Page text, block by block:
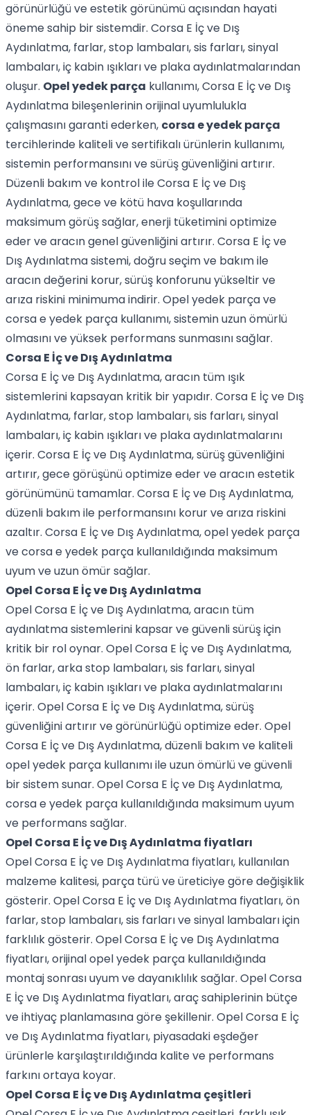
görünürlüğü ve estetik görünümü açısından hayati
öneme sahip bir sistemdir. Corsa E İç ve Dış
Aydınlatma, farlar, stop lambaları, sis farları, sinyal
lambaları, iç kabin ışıkları ve plaka aydınlatmalarından
oluşur. Opel yedek parça kullanımı, Corsa E İç ve Dış
Aydınlatma bileşenlerinin orijinal uyumlulukla
çalışmasını garanti ederken, corsa e yedek parça
tercihlerinde kaliteli ve sertifikalı ürünlerin kullanımı,
sistemin performansını ve sürüş güvenliğini artırır.
Düzenli bakım ve kontrol ile Corsa E İç ve Dış
Aydınlatma, gece ve kötü hava koşullarında
maksimum görüş sağlar, enerji tüketimini optimize
eder ve aracın genel güvenliğini artırır. Corsa E İç ve
Dış Aydınlatma sistemi, doğru seçim ve bakım ile
aracın değerini korur, sürüş konforunu yükseltir ve
arıza riskini minimuma indirir. Opel yedek parça ve
corsa e yedek parça kullanımı, sistemin uzun ömürlü
olmasını ve yüksek performans sunmasını sağlar.
Corsa E İç ve Dış Aydınlatma
Corsa E İç ve Dış Aydınlatma, aracın tüm ışık
sistemlerini kapsayan kritik bir yapıdır. Corsa E İç ve Dış
Aydınlatma, farlar, stop lambaları, sis farları, sinyal
lambaları, iç kabin ışıkları ve plaka aydınlatmalarını
içerir. Corsa E İç ve Dış Aydınlatma, sürüş güvenliğini
artırır, gece görüşünü optimize eder ve aracın estetik
görünümünü tamamlar. Corsa E İç ve Dış Aydınlatma,
düzenli bakım ile performansını korur ve arıza riskini
azaltır. Corsa E İç ve Dış Aydınlatma, opel yedek parça
ve corsa e yedek parça kullanıldığında maksimum
uyum ve uzun ömür sağlar.
Opel Corsa E İç ve Dış Aydınlatma
Opel Corsa E İç ve Dış Aydınlatma, aracın tüm
aydınlatma sistemlerini kapsar ve güvenli sürüş için
kritik bir rol oynar. Opel Corsa E İç ve Dış Aydınlatma,
ön farlar, arka stop lambaları, sis farları, sinyal
lambaları, iç kabin ışıkları ve plaka aydınlatmalarını
içerir. Opel Corsa E İç ve Dış Aydınlatma, sürüş
güvenliğini artırır ve görünürlüğü optimize eder. Opel
Corsa E İç ve Dış Aydınlatma, düzenli bakım ve kaliteli
opel yedek parça kullanımı ile uzun ömürlü ve güvenli
bir sistem sunar. Opel Corsa E İç ve Dış Aydınlatma,
corsa e yedek parça kullanıldığında maksimum uyum
ve performans sağlar.
Opel Corsa E İç ve Dış Aydınlatma fiyatları
Opel Corsa E İç ve Dış Aydınlatma fiyatları, kullanılan
malzeme kalitesi, parça türü ve üreticiye göre değişiklik
gösterir. Opel Corsa E İç ve Dış Aydınlatma fiyatları, ön
farlar, stop lambaları, sis farları ve sinyal lambaları için
farklılık gösterir. Opel Corsa E İç ve Dış Aydınlatma
fiyatları, orijinal opel yedek parça kullanıldığında
montaj sonrası uyum ve dayanıklılık sağlar. Opel Corsa
E İç ve Dış Aydınlatma fiyatları, araç sahiplerinin bütçe
ve ihtiyaç planlamasına göre şekillenir. Opel Corsa E İç
ve Dış Aydınlatma fiyatları, piyasadaki eşdeğer
ürünlerle karşılaştırıldığında kalite ve performans
farkını ortaya koyar.
Opel Corsa E İç ve Dış Aydınlatma çeşitleri